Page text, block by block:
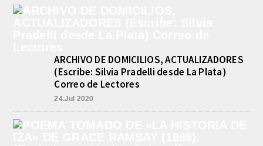
y Matanza, fue el centro de la
celebración de la fiesta del santo del...
CON MAS DE 100 SORTEOS Y
DEL NIÑO «PADRE LUIS
ARCHIVO DE DOMICILIOS, ACTUALIZADORES
(Escribe: Silvia Pradelli desde La Plata)
Correo de Lectores
24.Jul 2020